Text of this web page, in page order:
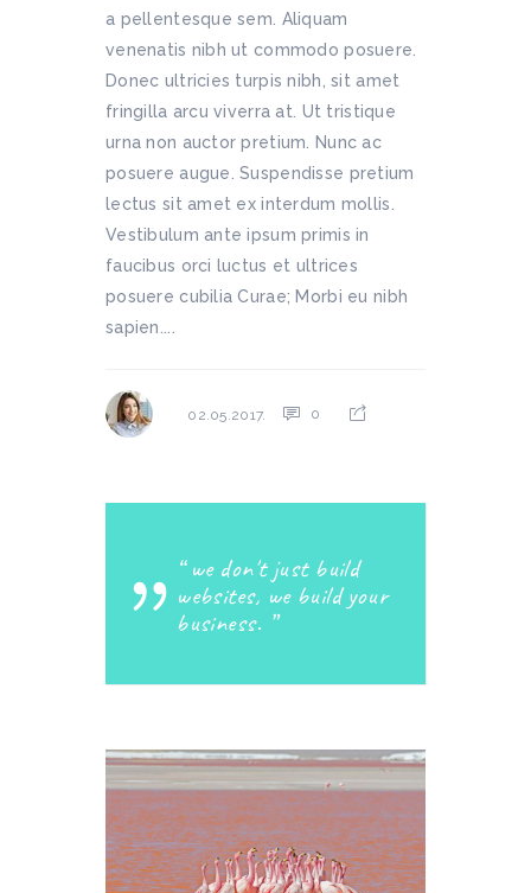
a pellentesque sem. Aliquam
venenatis nibh ut commodo posuere.
Donec ultricies turpis nibh, sit amet
fringilla arcu viverra at. Ut tristique
urna non auctor pretium. Nunc ac
posuere augue. Suspendisse pretium
lectus sit amet ex interdum mollis.
Vestibulum ante ipsum primis in
faucibus orci luctus et ultrices
posuere cubilia Curae; Morbi eu nibh
sapien....
02.05.2017. 0
we don't just build
websites, we build your
business.